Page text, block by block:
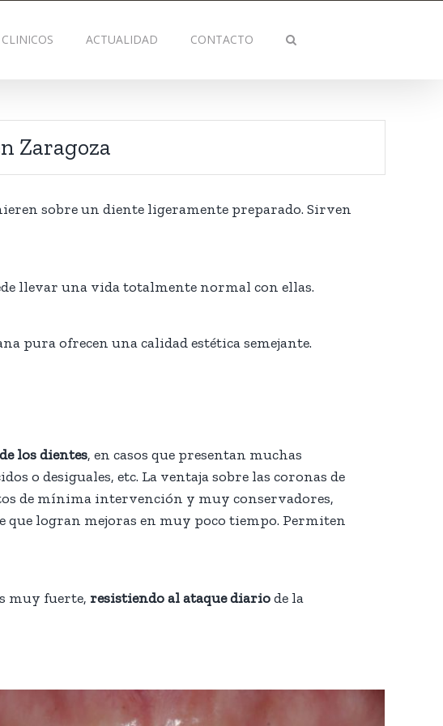
ACTUALIDAD CONTACTO
Zaragoza
sobre un diente ligeramente preparado. Sirven
llevar una vida totalmente normal con ellas.
pura ofrecen una calidad estética semejante.
los dientes, en casos que presentan muchas
o desiguales, etc. La ventaja sobre las coronas de
de mínima intervención y muy conservadores,
que logran mejoras en muy poco tiempo. Permiten
muy fuerte, resistiendo al ataque diariode la